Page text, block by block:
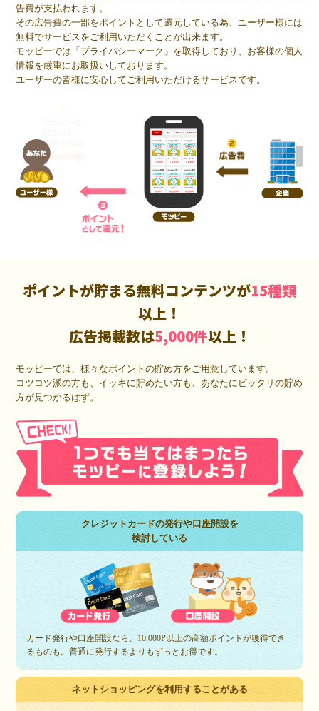
告費が支払われます。
その広告費の一部をポイントとして還元している為、ユーザー様には
無料でサービスをご利用いただくことが出来ます。
モッピーでは「プライバシーマーク」を取得しており、お客様の個人
情報を厳重にお取扱いしております。
ユーザーの皆様に安心してご利用いただけるサービスです。
ポイントが貯まる無料コンテンツが15種類
以上！
広告掲載数は5,000件以上！
モッピーでは、様々なポイントの貯め方をご用意しています。
コツコツ派の方も、イッキに貯めたい方も、あなたにピッタリの貯め
方が見つかるはず。
クレジットカードの発行や口座開設を
検討している
カード発行や口座開設なら、10,000P以上の高額ポイントが獲得でき
るものも。普通に発行するよりもずっとお得です。
ネットショッピングを利用することがある